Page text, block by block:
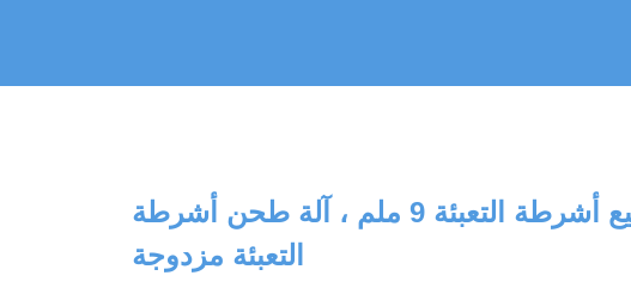
آلة تصنيع أشرطة التعبئة 9 ملم ، آلة طحن أشرطة
التعبئة مزدوجة